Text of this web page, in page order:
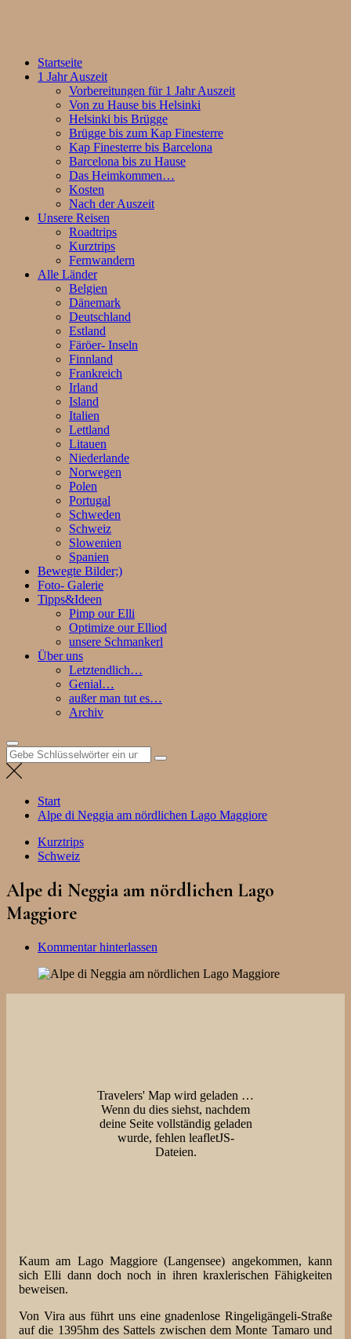
Startseite
1 Jahr Auszeit
Vorbereitungen für 1 Jahr Auszeit
Von zu Hause bis Helsinki
Helsinki bis Brügge
Brügge bis zum Kap Finesterre
Kap Finesterre bis Barcelona
Barcelona bis zu Hause
Das Heimkommen…
Kosten
Nach der Auszeit
Unsere Reisen
Roadtrips
Kurztrips
Fernwandern
Alle Länder
Belgien
Dänemark
Deutschland
Estland
Färöer- Inseln
Finnland
Frankreich
Irland
Island
Italien
Lettland
Litauen
Niederlande
Norwegen
Polen
Portugal
Schweden
Schweiz
Slowenien
Spanien
Bewegte Bilder;)
Foto- Galerie
Tipps&Ideen
Pimp our Elli
Optimize our Elliod
unsere Schmankerl
Über uns
Letztendlich…
Genial…
außer man tut es…
Archiv
Suchen
nach:
Start
Alpe di Neggia am nördlichen Lago Maggiore
Kurztrips
Schweiz
Alpe di Neggia am nördlichen Lago
Maggiore
Kommentar hinterlassen
Travelers' Map wird geladen …
Wenn du dies siehst, nachdem
deine Seite vollständig geladen
wurde, fehlen leafletJS-
Dateien.
Kaum am Lago Maggiore (Langensee) angekommen, kann
sich Elli dann doch noch in ihren kraxlerischen Fähigkeiten
beweisen.
Von Vira aus führt uns eine gnadenlose Ringeligängeli-Straße
auf die 1395hm des Sattels zwischen dem Monte Tamaro und